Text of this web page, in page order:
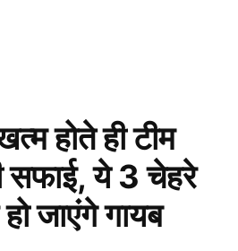
होते ही टीम
सफाई, ये 3 चेहरे
जाएंगे गायब